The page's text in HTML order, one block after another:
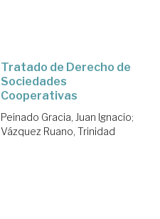
Tratado de Derecho de
Sociedades
Cooperativas
Peinado Gracia, Juan Ignacio;
Vázquez Ruano, Trinidad